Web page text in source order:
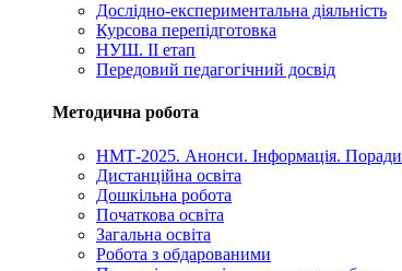
Дослідно-експериментальна діяльність
Курсова перепідготовка
НУШ. ІІ етап
Передовий педагогічний досвід
Методична робота
НМТ-2025. Анонси. Інформація. Поради
Дистанційна освіта
Дошкільна робота
Початкова освіта
Загальна освіта
Робота з обдарованими